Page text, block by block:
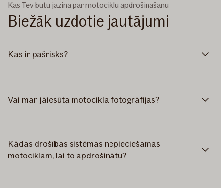
Kas Tev būtu jāzina par motociklu apdrošināšanu
Biežāk uzdotie jautājumi
Kas ir pašrisks?
Vai man jāiesūta motocikla fotogrāfijas?
Kādas drošības sistēmas nepieciešamas
motociklam, lai to apdrošinātu?